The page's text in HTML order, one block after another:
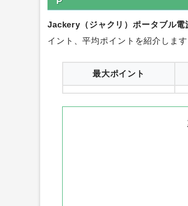
Jackery（ジャクリ）ポータブ
Jackery（ジャクリ）ポータブル